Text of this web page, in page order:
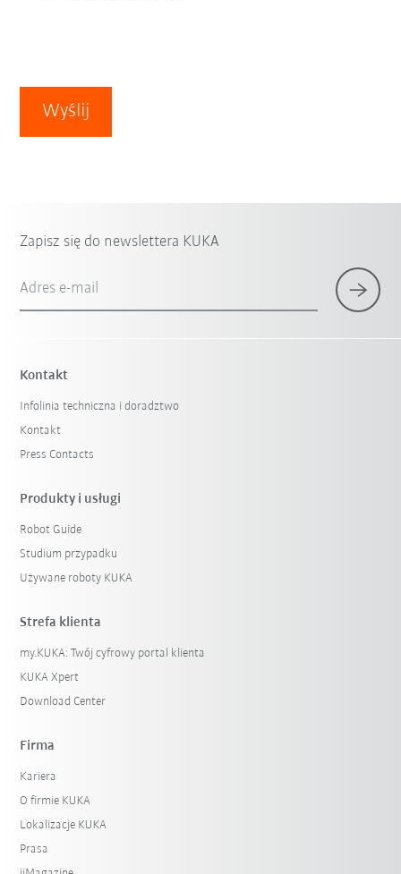
Wyślij
Zapisz się do newslettera KUKA
Adres e-mail
Kontakt
Infolinia techniczna i doradztwo
Kontakt
Press Contacts
Produkty i usługi
Robot Guide
Studium przypadku
Używane roboty KUKA
Strefa klienta
my.KUKA: Twój cyfrowy portal klienta
KUKA Xpert
Download Center
Firma
Kariera
O firmie KUKA
Lokalizacje KUKA
Prasa